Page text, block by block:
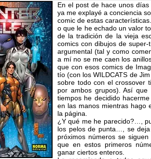
En el post de hace unos
ya me explayé a conciencia
comic de estas características.
o que le he echado un valor
de la tradición de la vieja
comics con dibujos de
argumental (tal y como
a mí no se me caen los
que con esos comics de
tío (con los WILDCATS de
sobre todo con el crossover
por ambos grupos).
Así que
tiempos he decidido
en las manos mientras hago
la página.
¿Y qué me he parecido?…,
los pelos de punta…, se
próximos números se
que en estos primeros
ganar ciertos enteros.